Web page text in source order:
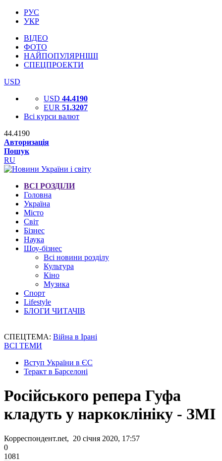
РУС
УКР
ВІДЕО
ФОТО
НАЙПОПУЛЯРНІШІ
СПЕЦПРОЕКТИ
USD
USD 44.4190
EUR 51.3207
Всі курси валют
44.4190
Авторизація
Пошук
RU
ВСІ РОЗДІЛИ
Головна
Україна
Місто
Світ
Бізнес
Наука
Шоу-бізнес
Всі новини розділу
Культура
Кіно
Музика
Спорт
Lifestyle
БЛОГИ ЧИТАЧІВ
СПЕЦТЕМА: Війна в Ірані
ВСІ ТЕМИ
Вступ України в ЄС
Теракт в Барселоні
Російського репера Гуфа
кладуть у наркоклініку - ЗМІ
Корреспондент.net, 20 січня 2020, 17:57
0
1081